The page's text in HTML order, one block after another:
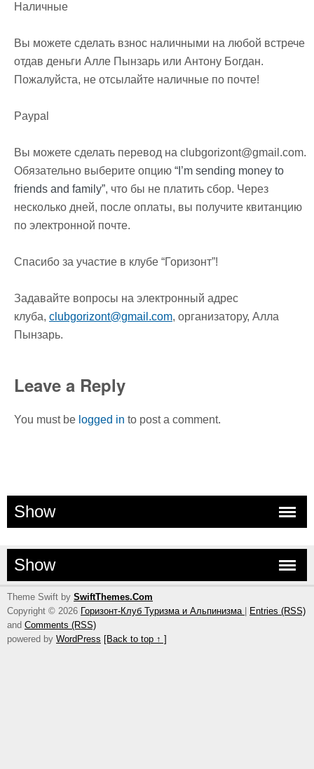
Наличные
Вы можете сделать взнос наличными на любой встрече
отдав деньги Алле Пынзарь или Антону Богдан.
Пожалуйста, не отсылайте наличные по почте!
Paypal
Вы можете сделать перевод на clubgorizont@gmail.com.
Обязательно выберите опцию “I’m sending money to
friends and family”, что бы не платить сбор. Через
несколько дней, после оплаты, вы получите квитанцию
по электронной почте.
Спасибо за участие в клубе “Горизонт”!
Задавайте вопросы на электронный адрес
клуба, clubgorizont@gmail.com, организатору, Алла
Пынзарь.
Leave a Reply
You must be logged in to post a comment.
Show
Show
Theme Swift by SwiftThemes.Com
Copyright © 2026 Горизонт-Клуб Туризма и Альпинизма
Entries (RSS)
and Comments (RSS)
powered by WordPress [Back to top ↑ ]